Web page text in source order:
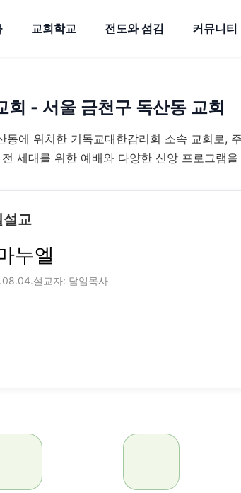
교회학교 전도와 섬김 커뮤니티
회 - 서울 금천구 독산동 교회
에 위치한 기독교대한감리회 소속 교회로,
세대를 위한 예배와 다양한 신앙 프로그램
설교
누엘
설교자: 담임목사